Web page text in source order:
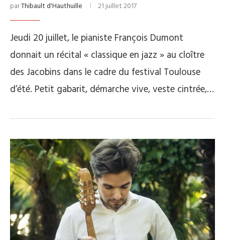
parThibault d'Hauthuille 21 juillet 2017
Jeudi 20 juillet, le pianiste François Dumont
donnait un récital « classique en jazz » au cloître
des Jacobins dans le cadre du festival Toulouse
d’été. Petit gabarit, démarche vive, veste cintrée,…